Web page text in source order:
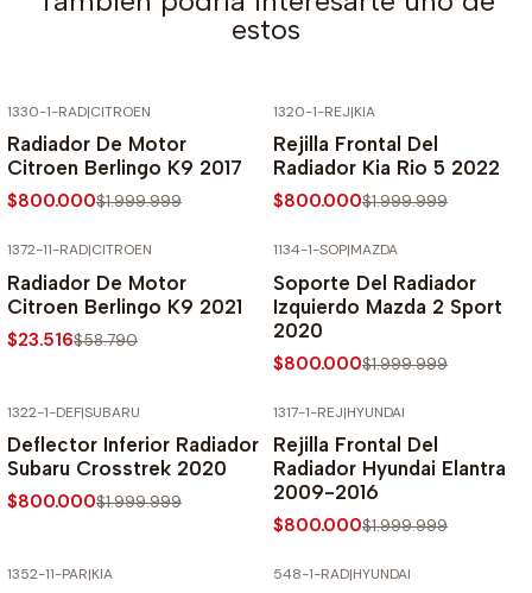
estos
1330-1-RAD|CITROEN
Radiador De Motor
Citroen Berlingo K9 2017
$800.000$1.999.999
1320-1-REJ|KIA
Rejilla Frontal Del
Radiador Kia Rio 5 2022
$800.000$1.999.999
1372-11-RAD|CITROEN
Radiador De Motor
Citroen Berlingo K9 2021
$23.516$58.790
1134-1-SOP|MAZDA
Soporte Del Radiador
Izquierdo Mazda 2 Sport
2020
$800.000$1.999.999
1322-1-DEF|SUBARU
Deflector Inferior Radiador
Subaru Crosstrek 2020
$800.000$1.999.999
1317-1-REJ|HYUNDAI
Rejilla Frontal Del
Radiador Hyundai Elantra
2009-2016
$800.000$1.999.999
1352-11-PAR|KIA 548-1-RAD|HYUNDAI